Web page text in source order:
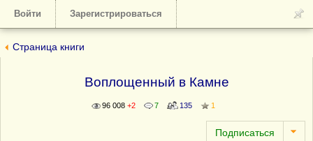
Войти Зарегистрироваться
Страница книги
Воплощенный в Камне
96 008 +2 7 135 1